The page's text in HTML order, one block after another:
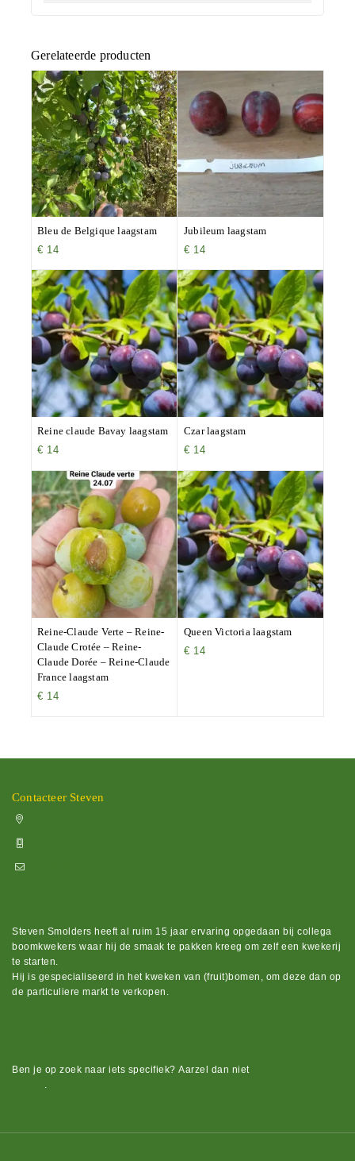
Gerelateerde producten
Bleu de Belgique laagstam
€ 14
Jubileum laagstam
€ 14
Reine claude Bavay laagstam
€ 14
Czar laagstam
€ 14
Reine-Claude Verte – Reine-
Claude Crotée – Reine-
Claude Dorée – Reine-Claude
France laagstam
€ 14
Queen Victoria laagstam
€ 14
Contacteer Steven
Steven Smolders heeft al ruim 15 jaar ervaring opgedaan bij collega
boomkwekers waar hij de smaak te pakken kreeg om zelf een kwekerij
te starten.
Hij is gespecialiseerd in het kweken van (fruit)bomen, om deze dan op
de particuliere markt te verkopen.
Ben je op zoek naar iets specifiek? Aarzel dan niet
.